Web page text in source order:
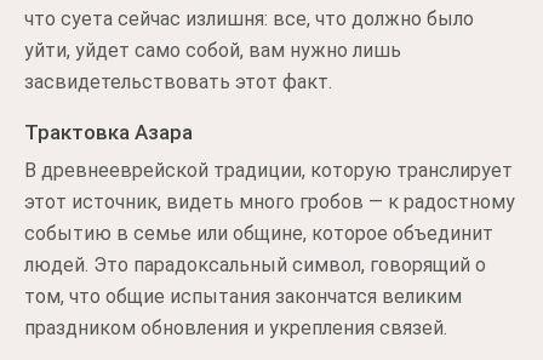
что суета сейчас излишня: все, что должно было
уйти, уйдет само собой, вам нужно лишь
засвидетельствовать этот факт.
Трактовка Азара
В древнееврейской традиции, которую транслирует
этот источник, видеть много гробов — к радостному
событию в семье или общине, которое объединит
людей. Это парадоксальный символ, говорящий о
том, что общие испытания закончатся великим
праздником обновления и укрепления связей.